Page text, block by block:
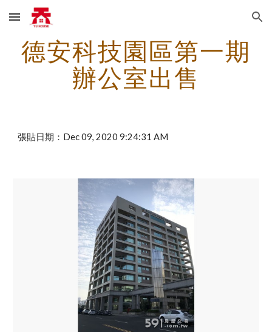
Skip to main content Skip to navigation
德安科技園區第一期
辦公室出售
張貼日期：Dec 09, 2020 9:24:31 AM